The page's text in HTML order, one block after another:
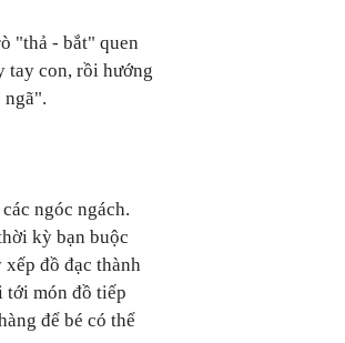
"thả - bắt" quen
tay con, rồi hướng
ngã".
ngóc ngách.
kỳ bạn buộc
đồ đạc thành
tới món đồ tiếp
để bé có thể